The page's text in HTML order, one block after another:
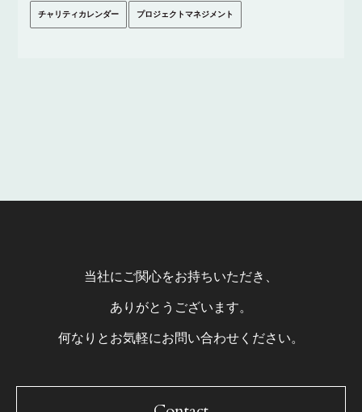
チャリティカレンダー プロジェクトマネジメント
当社にご関心をお持ちいただき、
ありがとうございます。
何なりとお気軽にお問い合わせください。